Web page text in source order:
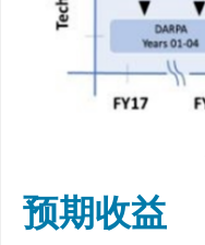
预期收益